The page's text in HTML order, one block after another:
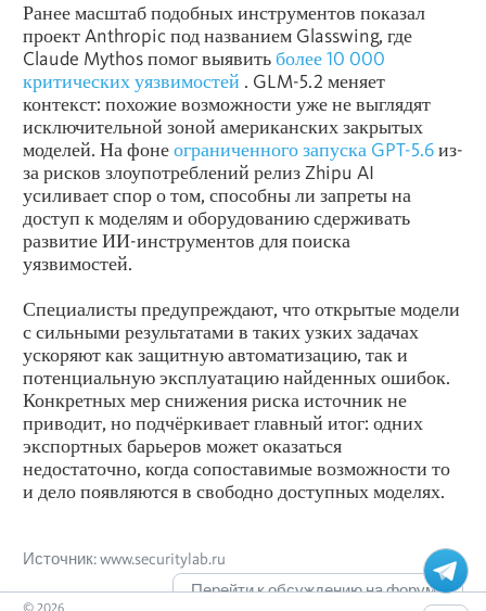
Ранее масштаб подобных инструментов показал
проект Anthropic под названием Glasswing, где
Claude Mythos помог выявитьболее 10 000
критических уязвимостей . GLM-5.2 меняет
контекст: похожие возможности уже не выглядят
исключительной зоной американских закрытых
моделей. На фонеограниченного запуска GPT-5.6из-
за рисков злоупотреблений релиз Zhipu AI
усиливает спор о том, способны ли запреты на
доступ к моделям и оборудованию сдерживать
развитие ИИ-инструментов для поиска
уязвимостей.
Специалисты предупреждают, что открытые модели
с сильными результатами в таких узких задачах
ускоряют как защитную автоматизацию, так и
потенциальную эксплуатацию найденных ошибок.
Конкретных мер снижения риска источник не
приводит, но подчёркивает главный итог: одних
экспортных барьеров может оказаться
недостаточно, когда сопоставимые возможности то
и дело появляются в свободно доступных моделях.
Источник: www.securitylab.ru
Перейти к обсуждению на форуме
© 2026